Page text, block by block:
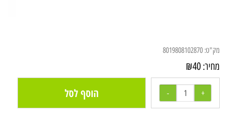
מק"ט: 8019808102870
מחיר: ₪40
הוסף לסל